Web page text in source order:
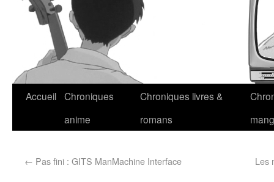
Accueil Chroniques
anime
Chroniques livres &
romans
← Pas fini : GITS ManMachine Interface Les